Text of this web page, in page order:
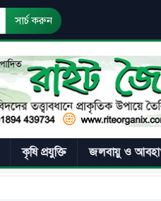
সার্চ করুন
কৃষি প্রযুক্তি জলবায়ু ও